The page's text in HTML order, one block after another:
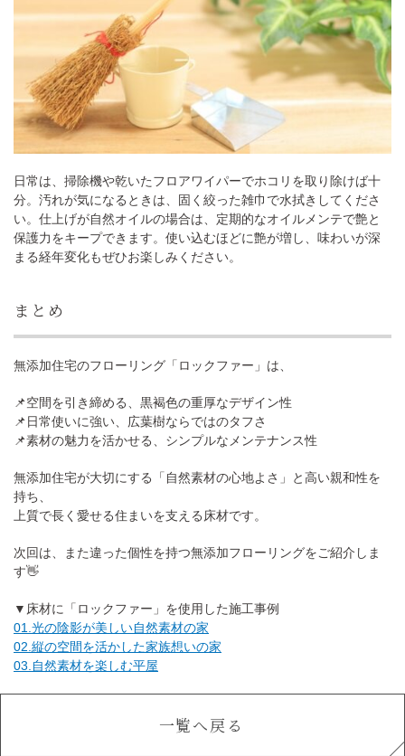
日常は、掃除機や乾いたフロアワイパーでホコリを取り除けば十
分。汚れが気になるときは、固く絞った雑巾で水拭きしてくださ
い。仕上げが自然オイルの場合は、定期的なオイルメンテで艶と
保護力をキープできます。使い込むほどに艶が増し、味わいが深
まる経年変化もぜひお楽しみください。
まとめ
無添加住宅のフローリング「ロックファー」は、
📌空間を引き締める、黒褐色の重厚なデザイン性
📌日常使いに強い、広葉樹ならではのタフさ
📌素材の魅力を活かせる、シンプルなメンテナンス性
無添加住宅が大切にする「自然素材の心地よさ」と高い親和性を
持ち、
上質で長く愛せる住まいを支える床材です。
次回は、また違った個性を持つ無添加フローリングをご紹介しま
す👋
▼床材に「ロックファー」を使用した施工事例
01.光の陰影が美しい自然素材の家
02.縦の空間を活かした家族想いの家
03.自然素材を楽しむ平屋
一覧へ戻る